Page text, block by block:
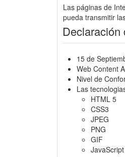
Las páginas de
pueda transmitir
Declaración
15 de
Web Content
Nivel de
Las
HTML 5
CSS3
JPEG
PNG
GIF
JavaScript